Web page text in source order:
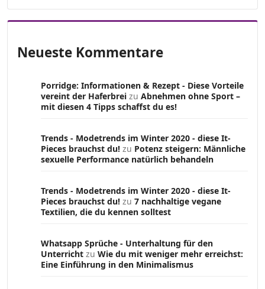
Neueste Kommentare
Porridge: Informationen & Rezept - Diese Vorteile
vereint der Haferbrei zu Abnehmen ohne Sport –
mit diesen 4 Tipps schaffst du es!
Trends - Modetrends im Winter 2020 - diese It-
Pieces brauchst du! zu Potenz steigern: Männliche
sexuelle Performance natürlich behandeln
Trends - Modetrends im Winter 2020 - diese It-
Pieces brauchst du! zu 7 nachhaltige vegane
Textilien, die du kennen solltest
Whatsapp Sprüche - Unterhaltung für den
Unterricht zu Wie du mit weniger mehr erreichst:
Eine Einführung in den Minimalismus